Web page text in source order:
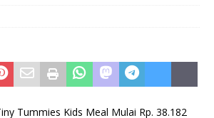
Tummies Kids Meal Mulai Rp. 38.182